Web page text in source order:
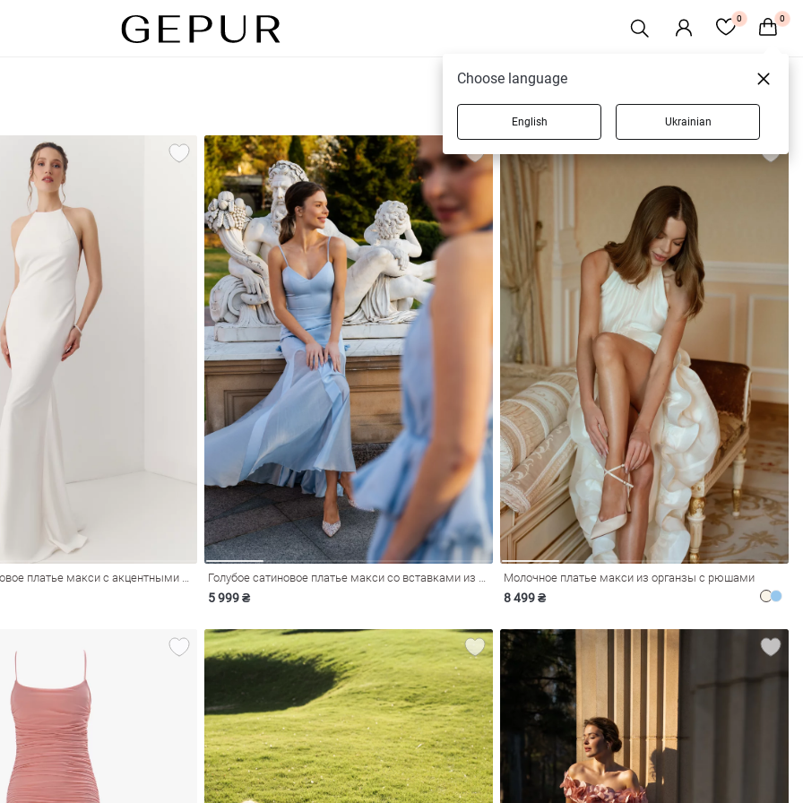
0 0
142 товаров
Молочное сатиновое платье макси с акцентными бретелями Голубое сатиновое платье макси со вставками из органзы
5 999 ₴
Молочное платье макси из органзы с рюшами
8 499 ₴
Choose language
English Ukrainian